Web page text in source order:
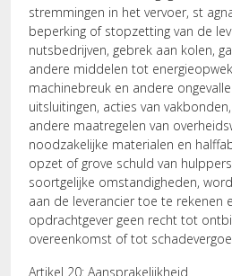
stremmingen in het vervoer, st
beperking of stopzetting van de
nutsbedrijven, gebrek aan kolen,
andere middelen tot
machinebreuk en andere
uitsluitingen, acties van
andere maatregelen van
noodzakelijke materialen en
opzet of grove schuld van
soortgelijke omstandigheden,
aan de leverancier toe te rekenen
opdrachtgever geen recht tot
overeenkomst of tot
Artikel 20: Aansprakelijkheid